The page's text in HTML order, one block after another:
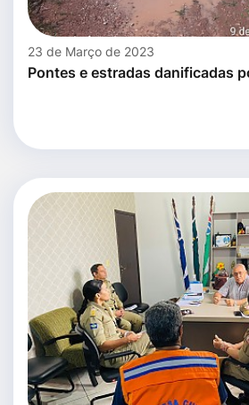
23 de Março de 2023
Pontes e estradas danificadas